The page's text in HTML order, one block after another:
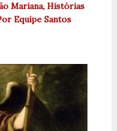
Mariana, Histórias
Equipe Santos